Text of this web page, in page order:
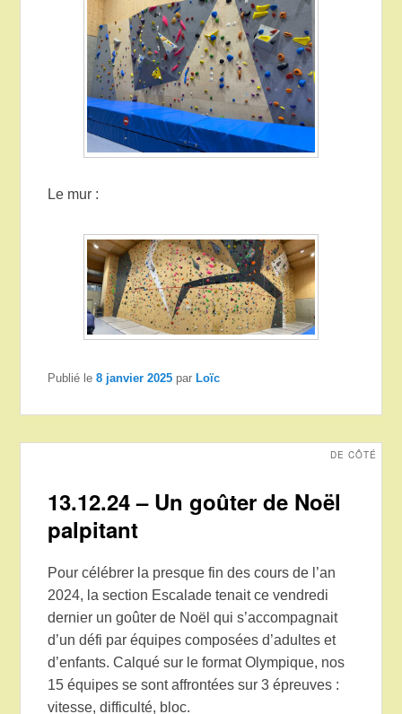
Le mur :
Publié le8 janvier 2025 par Loïc
DE CÔTÉ
13.12.24 – Un goûter de Noël
palpitant
Pour célébrer la presque fin des cours de l’an
2024, la section Escalade tenait ce vendredi
dernier un goûter de Noël qui s’accompagnait
d’un défi par équipes composées d’adultes et
d’enfants. Calqué sur le format Olympique, nos
15 équipes se sont affrontées sur 3 épreuves :
vitesse, difficulté, bloc.